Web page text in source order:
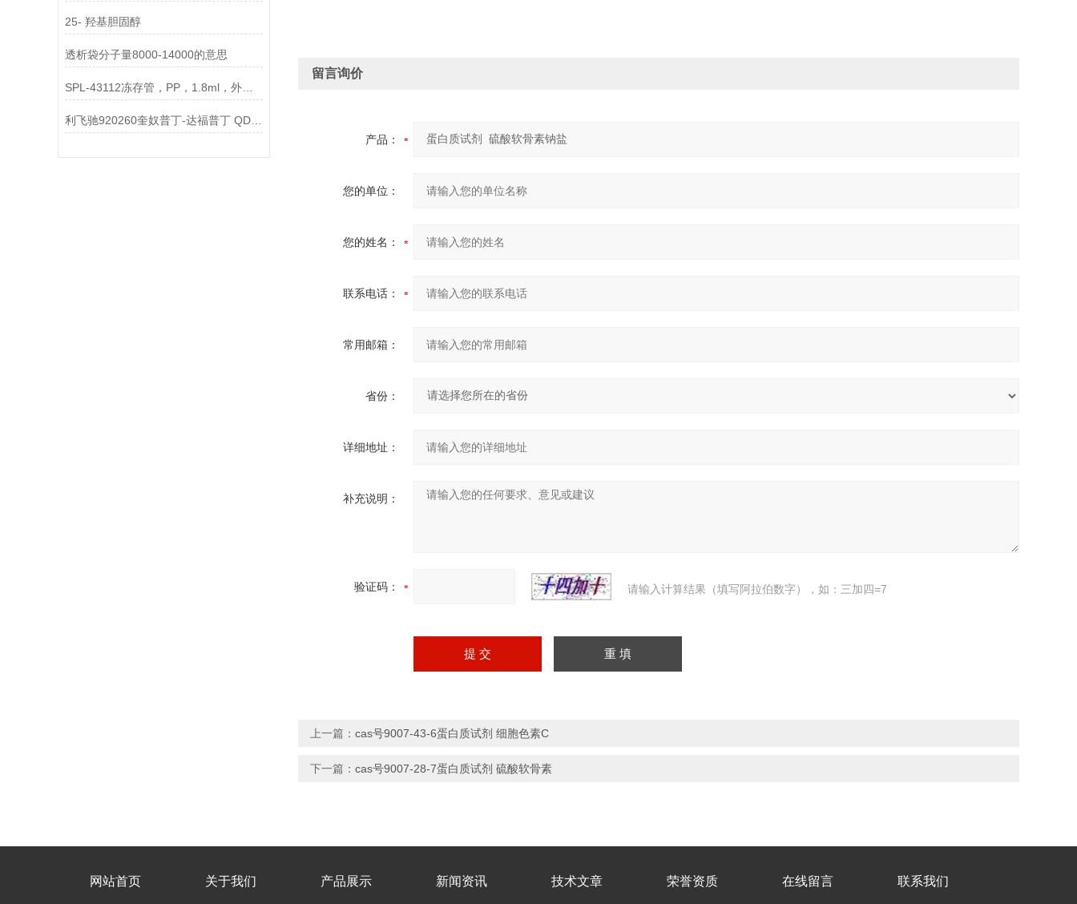
25- 羟基胆固醇
透析袋分子量8000-14000的意思
SPL-43112冻存管，PP，1.8ml，外旋，硅胶垫片，灭菌说明
利飞驰920260奎奴普丁-达福普丁 QDA 0.002-32说明书
留言询价
产品：
您的单位：
您的姓名：
联系电话：
常用邮箱：
省份：
详细地址：
补充说明：
验证码： 请输入计算结果（填写阿拉伯数字），如：三加四=7
上一篇： cas号9007-43-6蛋白质试剂 细胞色素C
下一篇： cas号9007-28-7蛋白质试剂 硫酸软骨素
网站首页 关于我们 产品展示 新闻资讯 技术文章 荣誉资质 在线留言 联系我们